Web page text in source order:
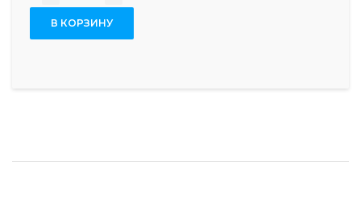
В КОРЗИНУ